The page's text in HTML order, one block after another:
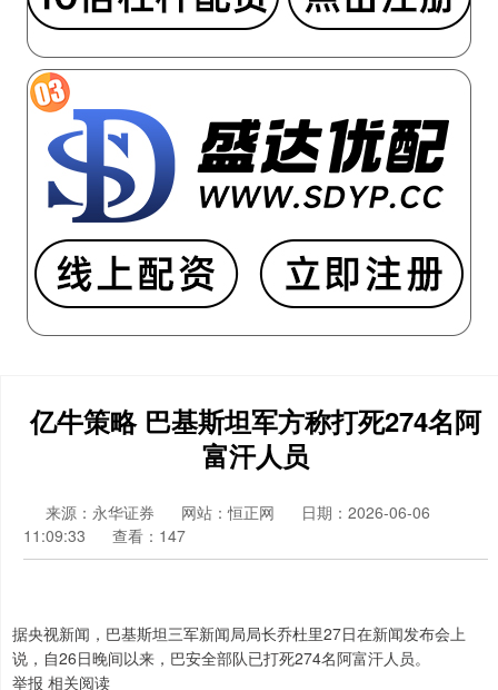
亿牛策略 巴基斯坦军方称打死274名阿
富汗人员
来源：永华证券 网站：恒正网
日期：2026-06-06
11:09:33
查看：147
据央视新闻，巴基斯坦三军新闻局局长乔杜里27日在新闻发布会上
说，自26日晚间以来，巴安全部队已打死274名阿富汗人员。
举报 相关阅读